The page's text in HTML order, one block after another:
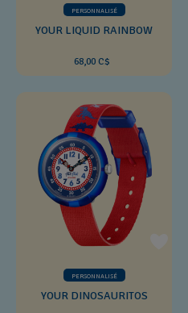
PERSONNALISÉ
YOUR LIQUID RAINBOW
68,00 C$
PERSONNALISÉ
YOUR DINOSAURITOS